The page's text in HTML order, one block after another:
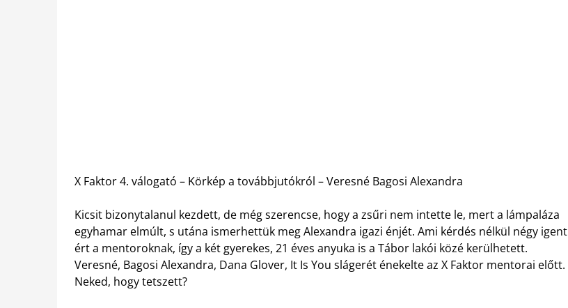
X Faktor 4. válogató – Körkép a továbbjutókról – Veresné Bagosi Alexandra
Kicsit bizonytalanul kezdett, de még szerencse, hogy a zsűri nem intette le, mert a lámpaláza
egyhamar elmúlt, s utána ismerhettük meg Alexandra igazi énjét. Ami kérdés nélkül négy igent
ért a mentoroknak, így a két gyerekes, 21 éves anyuka is a Tábor lakói közé kerülhetett.
Veresné, Bagosi Alexandra, Dana Glover, It Is You slágerét énekelte az X Faktor mentorai előtt.
Neked, hogy tetszett?